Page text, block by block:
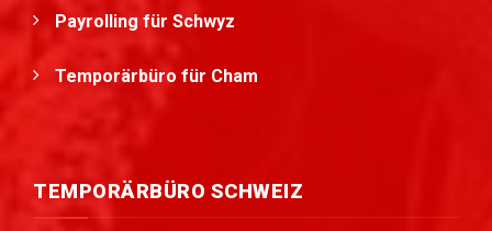
Payrolling für Schwyz
Temporärbüro für Cham
TEMPORÄRBÜRO SCHWEIZ